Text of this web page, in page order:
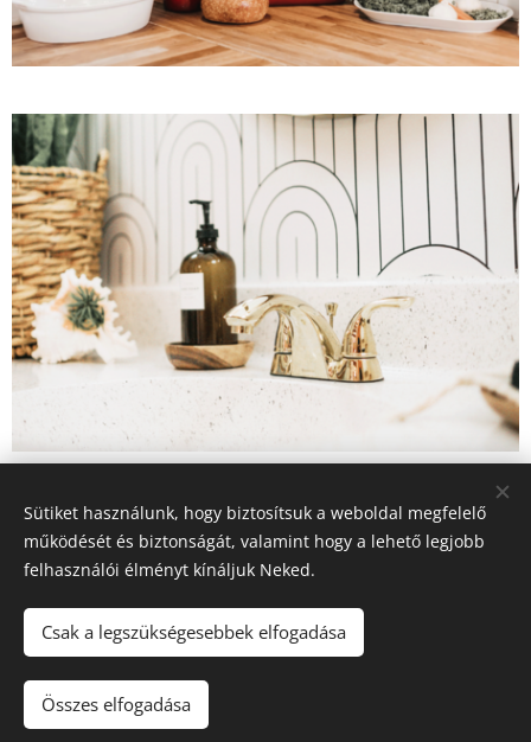
Share
© 2023 Minden jog fenntartva
K-E-Zs Ablak Békéscsaba, Bartók Béla út 14. Tel.: +36 30 162 3242
Sütiket használunk, hogy biztosítsuk a weboldal megfelelő
működését és biztonságát, valamint hogy a lehető legjobb
felhasználói élményt kínáljuk Neked.
Csak a legszükségesebbek elfogadása
Összes elfogadása